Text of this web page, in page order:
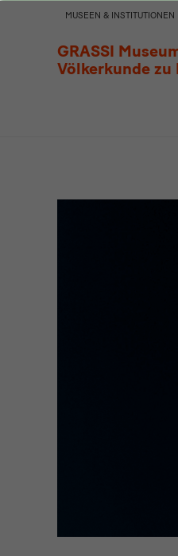
GRASSI
Völkerkunde zu
Auf
der
MUSEEN & INSTITUTIONEN